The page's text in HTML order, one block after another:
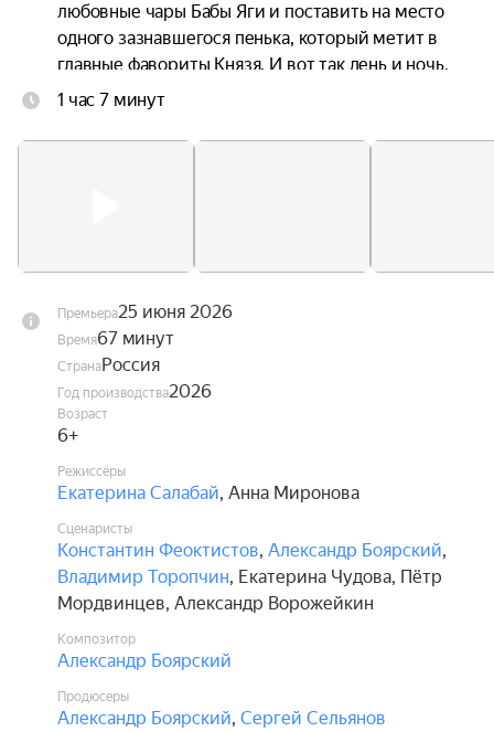
любовные чары Бабы Яги и поставить на место
одного зазнавшегося пенька, который метит в
главные фавориты Князя. И вот так день и ночь,
без отдыха и сна несут они на своих плечах
самом прямом смысле. Главное, чтобы не
1 час 7 минут
Премьера25 июня 2026
Время67 минут
СтранаРоссия
Год производства2026
Возраст
6+
Режиссёры
Екатерина Салабай, Анна Миронова
Сценаристы
Константин Феоктистов, Александр Боярский,
Владимир Торопчин, Екатерина Чудова, Пётр
Мордвинцев, Александр Ворожейкин
Композитор
Александр Боярский
Продюсеры
Александр Боярский, Сергей Сельянов